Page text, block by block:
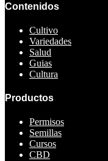
Contenidos
Cultivo
Variedades
Salud
Guias
Cultura
Productos
Permisos
Semillas
Cursos
CBD